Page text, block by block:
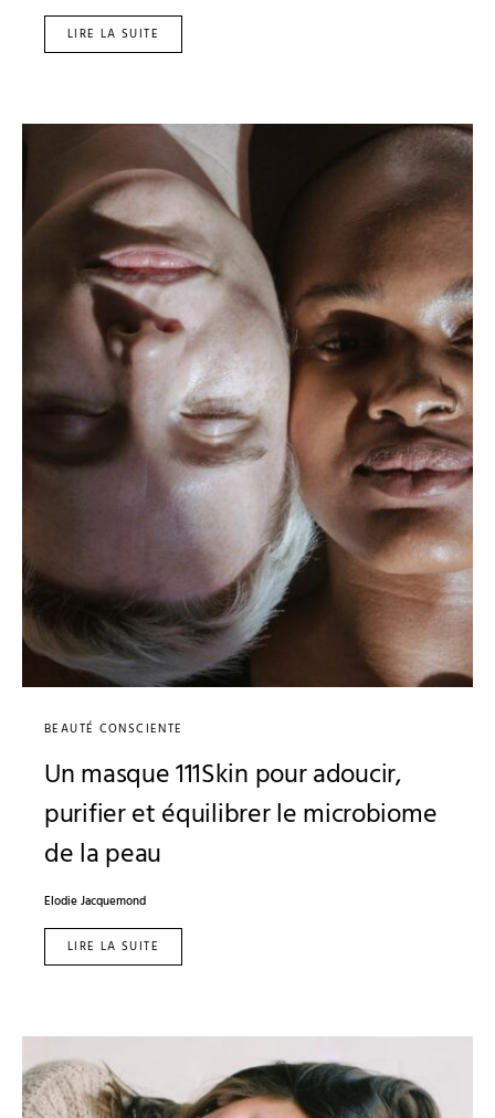
LIRE LA SUITE
BEAUTÉ CONSCIENTE
Un masque 111Skin pour adoucir,
purifier et équilibrer le microbiome
de la peau
Elodie Jacquemond
LIRE LA SUITE